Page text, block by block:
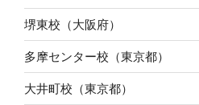
堺東校（大阪府）
多摩センター校（東京都）
大井町校（東京都）